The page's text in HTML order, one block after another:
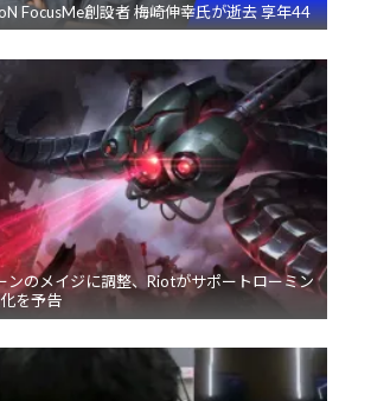
FocusMe創設者 梅崎伸幸氏が逝去 享年44
ンのメイジに調整、Riotがサポートローミン
を予告